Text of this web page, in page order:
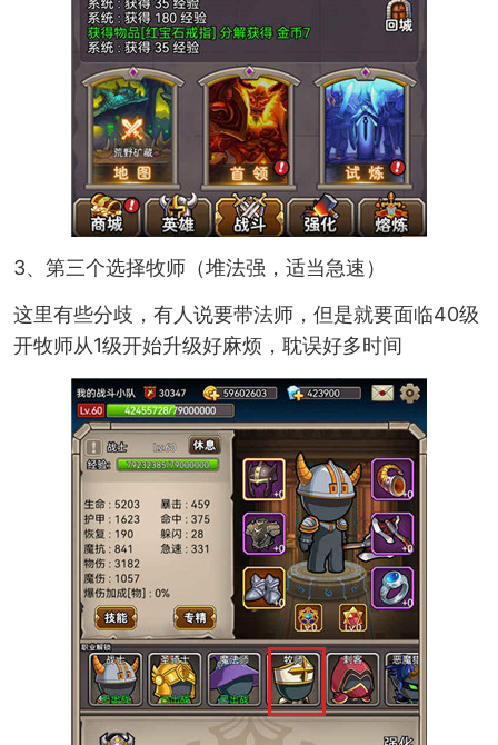
3、第三个选择牧师（堆法强，适当急速）
这里有些分歧，有人说要带法师，但是就要面临40级
开牧师从1级开始升级好麻烦，耽误好多时间